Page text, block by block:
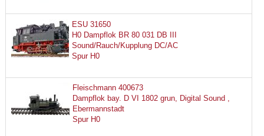
ESU 31650
H0 Dampflok BR 80 031 DB III
Sound/Rauch/Kupplung DC/AC
Spur H0
Fleischmann 400673
Dampflok bay. D VI 1802 grun, Digital Sound ,
Ebermannstadt
Spur H0